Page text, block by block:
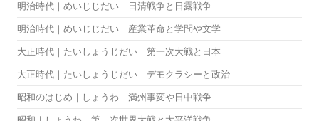
明治時代｜めいじじだい 日清戦争と日露戦争
明治時代｜めいじじだい 産業革命と学問や文学
大正時代｜たいしょうじだい 第一次大戦と日本
大正時代｜たいしょうじだい デモクラシーと政治
昭和のはじめ｜しょうわ 満州事変や日中戦争